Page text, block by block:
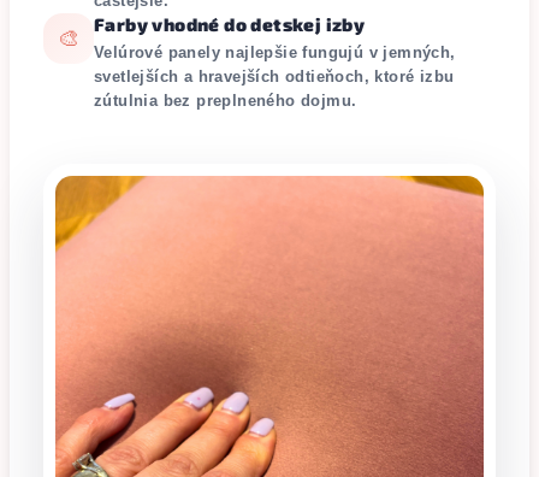
🎨
Farby vhodné do detskej izby
Velúrové panely najlepšie fungujú v jemných,
svetlejších a hravejších odtieňoch, ktoré izbu
zútulnia bez preplneného dojmu.